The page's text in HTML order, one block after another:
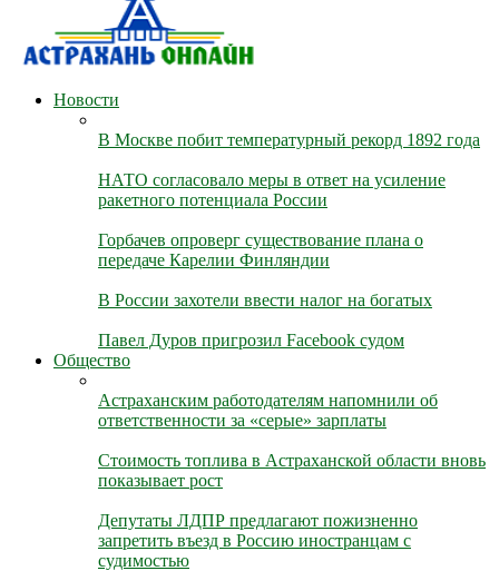
Новости
В Москве побит температурный рекорд 1892 года
НАТО согласовало меры в ответ на усиление
ракетного потенциала России
Горбачев опроверг существование плана о
передаче Карелии Финляндии
В России захотели ввести налог на богатых
Павел Дуров пригрозил Facebook судом
Общество
Астраханским работодателям напомнили об
ответственности за «серые» зарплаты
Стоимость топлива в Астраханской области вновь
показывает рост
Депутаты ЛДПР предлагают пожизненно
запретить въезд в Россию иностранцам с
судимостью